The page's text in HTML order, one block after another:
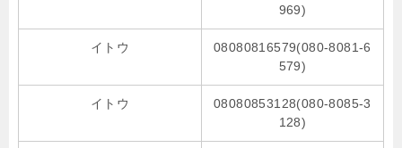
969)
イトウ
08080816579(080-8081-6
579)
イトウ
08080853128(080-8085-3
128)